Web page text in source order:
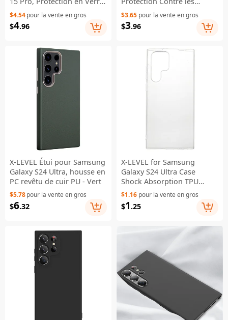
pour l'Objectif, Housse de
Téléphone en TPU Clair
Compatible avec MagSafe -
$4.54pour la vente en gros
$4.96
Chutes PC+TPU Couverture
Mat - Noir
$3.65 pour la vente en gros
$3.96
X-LEVEL Étui pour Samsung
Galaxy S24 Ultra, housse en
PC revêtu de cuir PU - Vert
$5.78pour la vente en gros
$6.32
X-LEVEL for Samsung
Galaxy S24 Ultra Case
Shock Absorption TPU
Clear Phone Case
$1.16 pour la vente en gros
$1 .25